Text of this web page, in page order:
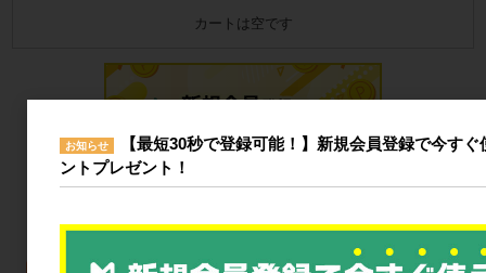
カートは空です
お知らせ
【最短30秒で登録可能！】新規会員登録で今す
ントプレゼント！